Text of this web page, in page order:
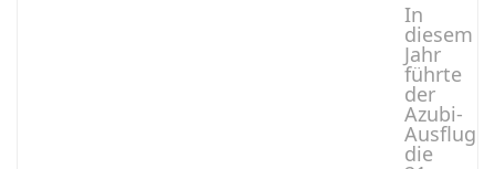
In
diesem
Jahr
führte
der
Azubi-
Ausflug
die